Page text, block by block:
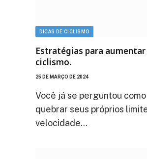
DICAS DE CICLISMO
Estratégias para
ciclismo.
25 DE MARÇO DE 2024
Você já se perguntou
quebrar seus próprios
velocidade…